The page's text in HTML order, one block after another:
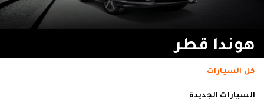
هوندا قطر
كل السيارات
السيارات الجديدة